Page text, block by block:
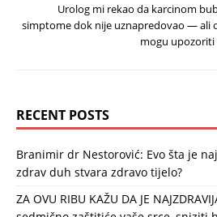
Urolog mi rekao da karcinom
simptome dok nije uznapredovao — ali
mogu upozoriti
RECENT POSTS
Branimir dr Nestorović: Evo šta je
zdrav duh stvara zdravo tijelo?
ZA OVU RIBU KAŽU DA JE